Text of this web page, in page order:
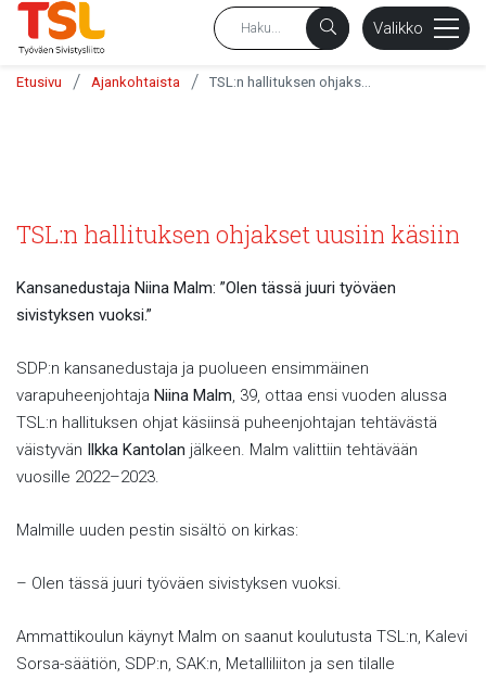
Valikko
Etusivu / Ajankohtaista /
TSL:n hallituksen ohjakset uusiin käsiin
Kansanedustaja Niina Malm: ”Olen tässä juuri työväen
sivistyksen vuoksi.”
SDP:n kansanedustaja ja puolueen ensimmäinen
varapuheenjohtaja Niina Malm, 39, ottaa ensi vuoden alussa
TSL:n hallituksen ohjat käsiinsä puheenjohtajan tehtävästä
väistyvän Ilkka Kantolan jälkeen. Malm valittiin tehtävään
vuosille 2022–2023.
Malmille uuden pestin sisältö on kirkas:
– Olen tässä juuri työväen sivistyksen vuoksi.
Ammattikoulun käynyt Malm on saanut koulutusta TSL:n, Kalevi
Sorsa-säätiön, SDP:n, SAK:n, Metalliliiton ja sen tilalle